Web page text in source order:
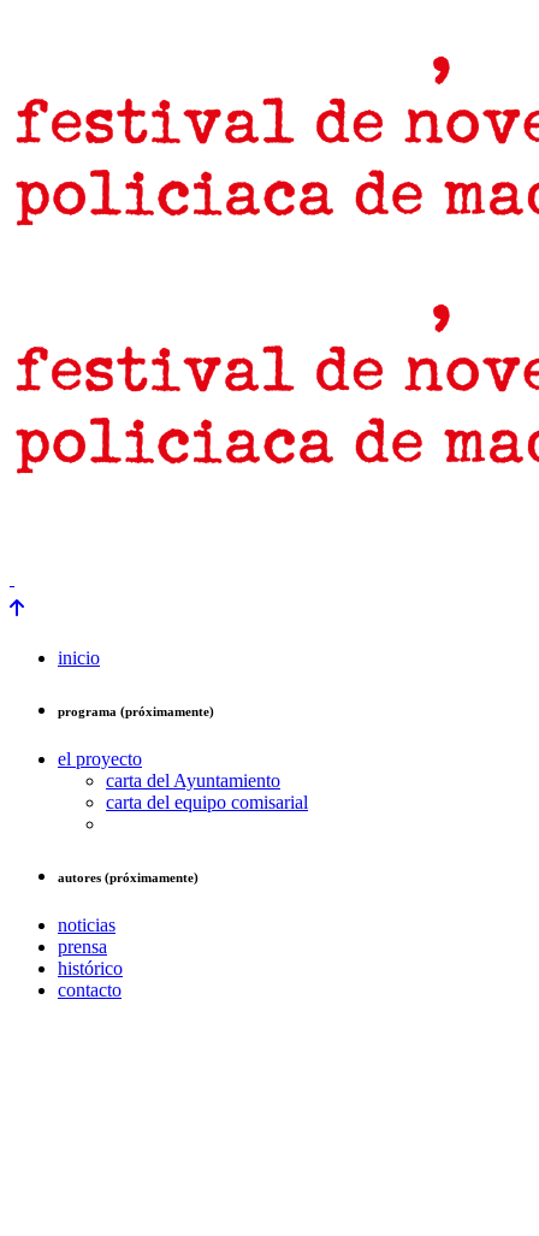
inicio
programa (próximamente)
el proyecto
carta del Ayuntamiento
carta del equipo comisarial
autores (próximamente)
noticias
prensa
histórico
contacto